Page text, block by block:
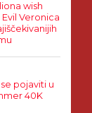
wish
Evil Veronica
pojaviti u
40K